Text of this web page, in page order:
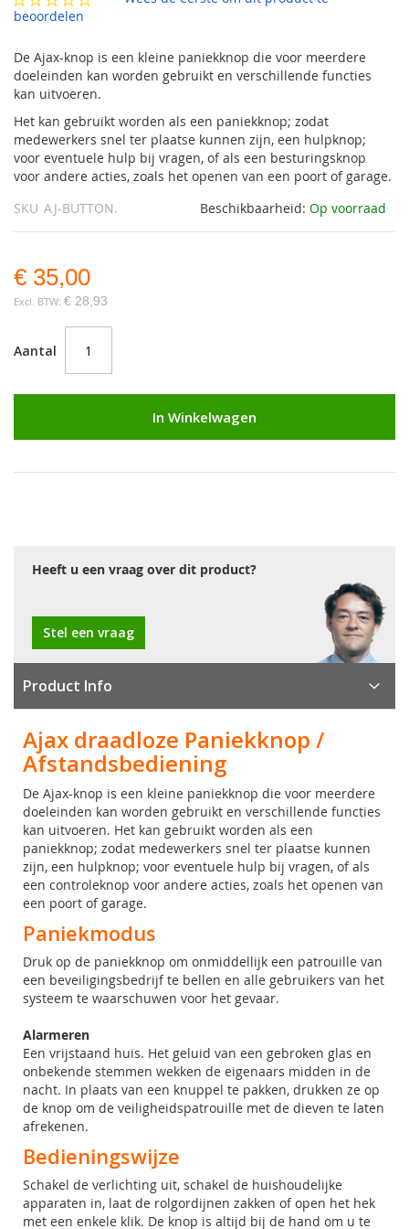
gallerij
beoordelen
De Ajax-knop is een kleine paniekknop die voor meerdere
doeleinden kan worden gebruikt en verschillende functies
kan uitvoeren.
Het kan gebruikt worden als een paniekknop; zodat
medewerkers snel ter plaatse kunnen zijn, een hulpknop;
voor eventuele hulp bij vragen, of als een besturingsknop
voor andere acties, zoals het openen van een poort of garage.
Beschikbaarheid: Op voorraad
SKU AJ-BUTTON.
€ 35,00
€ 28,93
Aantal
In Winkelwagen
Heeft u een vraag over dit product?
Stel een vraag
Product Info
Ajax draadloze Paniekknop /
Afstandsbediening
De Ajax-knop is een kleine paniekknop die voor meerdere
doeleinden kan worden gebruikt en verschillende functies
kan uitvoeren. Het kan gebruikt worden als een
paniekknop; zodat medewerkers snel ter plaatse kunnen
zijn, een hulpknop; voor eventuele hulp bij vragen, of als
een controleknop voor andere acties, zoals het openen van
een poort of garage.
Paniekmodus
Druk op de paniekknop om onmiddellijk een patrouille van
een beveiligingsbedrijf te bellen en alle gebruikers van het
systeem te waarschuwen voor het gevaar.
Alarmeren
Een vrijstaand huis. Het geluid van een gebroken glas en
onbekende stemmen wekken de eigenaars midden in de
nacht. In plaats van een knuppel te pakken, drukken ze op
de knop om de veiligheidspatrouille met de dieven te laten
afrekenen.
Bedieningswijze
Schakel de verlichting uit, schakel de huishoudelijke
apparaten in, laat de rolgordijnen zakken of open het hek
met een enkele klik. De knop is altijd bij de hand om u te